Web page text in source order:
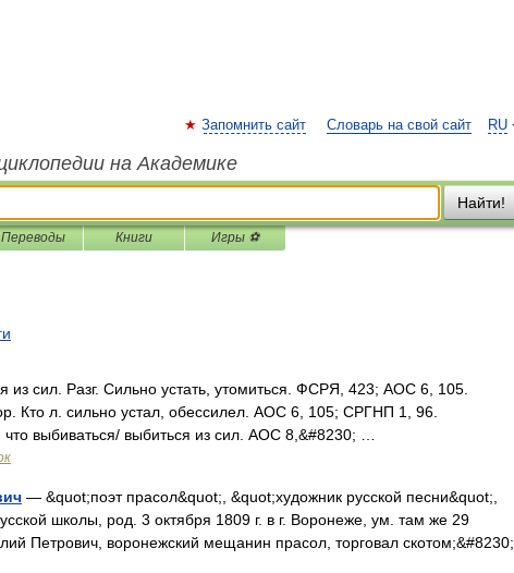
RU
Запомнить сайт Словарь на свой сайт
на Академике
Найти!
Переводы Книги Игры ⚽
из сил. Разг. Сильно устать, утомиться. ФСРЯ, 423; АОС 6, 105.
Кто л. сильно устал, обессилел. АОС 6, 105; СРГНП 1, 96.
выбиваться/ выбиться из сил. АОС 8,&#8230; …
— &quot;поэт прасол&quot;, &quot;художник русской песни&quot;,
школы, род. 3 октября 1809 г. в г. Воронеже, ум. там же 29
Петрович, воронежский мещанин прасол, торговал скотом;&#8230;